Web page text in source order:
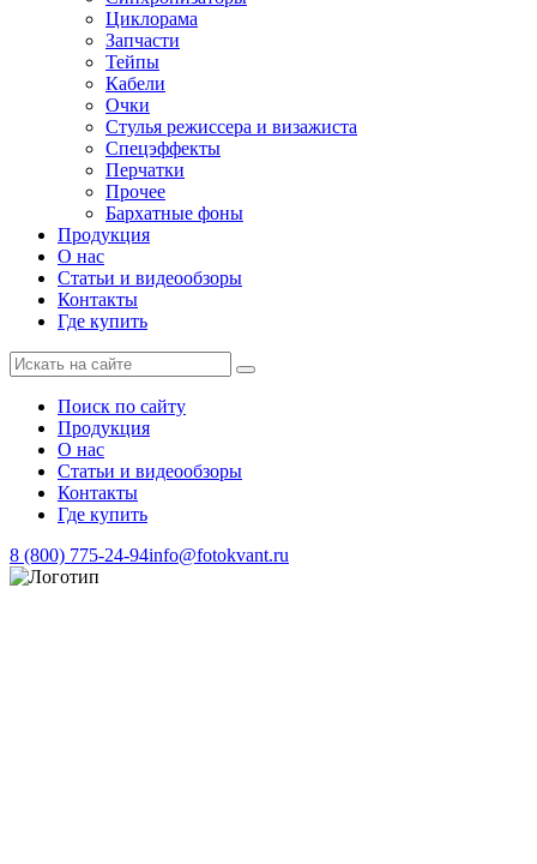
Циклорама
Запчасти
Тейпы
Кабели
Очки
Стулья режиссера и визажиста
Спецэффекты
Перчатки
Прочее
Бархатные фоны
Продукция
О нас
Статьи и видеообзоры
Контакты
Где купить
Поиск по сайту
Продукция
О нас
Статьи и видеообзоры
Контакты
Где купить
8 (800) 775-24-94info@fotokvant.ru